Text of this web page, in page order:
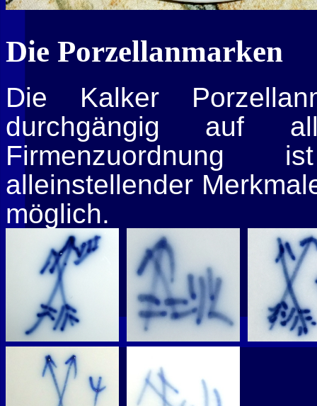
Die Porzellanmarken
Die Kalker
durchgängig auf
Firmenzuordnung
alleinstellender
möglich.